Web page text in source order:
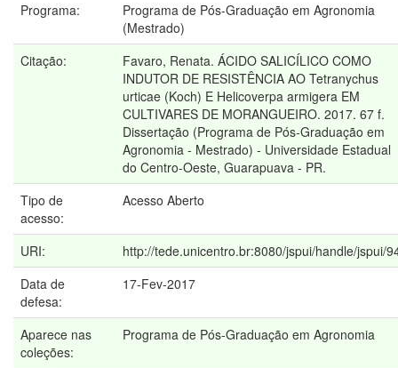
Programa:
Programa de Pós-Graduação em Agronomia
(Mestrado)
Citação:
Favaro, Renata. ÁCIDO SALICÍLICO COMO
INDUTOR DE RESISTÊNCIA AO Tetranychus
urticae (Koch) E Helicoverpa armigera EM
CULTIVARES DE MORANGUEIRO. 2017. 67 f.
Dissertação (Programa de Pós-Graduação em
Agronomia - Mestrado) - Universidade Estadual
do Centro-Oeste, Guarapuava - PR.
Tipo de
acesso:
Acesso Aberto
URI:
http://tede.unicentro.br:8080/jspui/handle/jspui/
Data de
defesa:
17-Fev-2017
Aparece nas
coleções:
Programa de Pós-Graduação em Agronomia